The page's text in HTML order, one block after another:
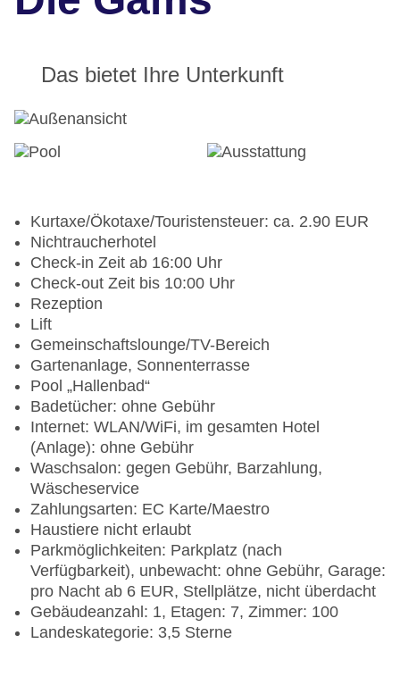
Das bietet Ihre Unterkunft
Kurtaxe/Ökotaxe/Touristensteuer: ca. 2.90 EUR
Nichtraucherhotel
Check-in Zeit ab 16:00 Uhr
Check-out Zeit bis 10:00 Uhr
Rezeption
Lift
Gemeinschaftslounge/TV-Bereich
Gartenanlage, Sonnenterrasse
Pool „Hallenbad“
Badetücher: ohne Gebühr
Internet: WLAN/WiFi, im gesamten Hotel
(Anlage): ohne Gebühr
Waschsalon: gegen Gebühr, Barzahlung,
Wäscheservice
Zahlungsarten: EC Karte/Maestro
Haustiere nicht erlaubt
Parkmöglichkeiten: Parkplatz (nach
Verfügbarkeit), unbewacht: ohne Gebühr, Garage:
pro Nacht ab 6 EUR, Stellplätze, nicht überdacht
Gebäudeanzahl: 1, Etagen: 7, Zimmer: 100
Landeskategorie: 3,5 Sterne